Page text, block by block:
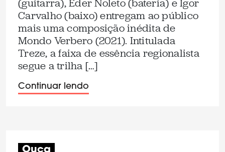
(guitarra), Eder Noleto (bateria) e Igor
Carvalho (baixo) entregam ao público
mais uma composição inédita de
Mondo Verbero (2021). Intitulada
Treze, a faixa de essência regionalista
segue a trilha […]
Continuar lendo
Ouça